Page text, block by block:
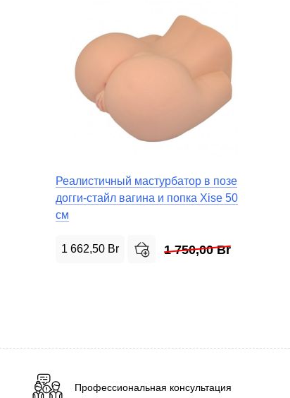
Реалистичный мастурбатор в позе
догги-стайл вагина и попка Xise 50
см
1 662,50 Br 1 750,00Br
Профессиональная консультация